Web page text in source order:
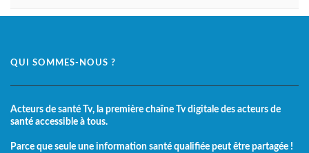
QUI SOMMES-NOUS ?
Acteurs de santé Tv, la première chaîne Tv digitale des acteurs de
santé accessible à tous.
Parce que seule une information santé qualifiée peut être partagée !